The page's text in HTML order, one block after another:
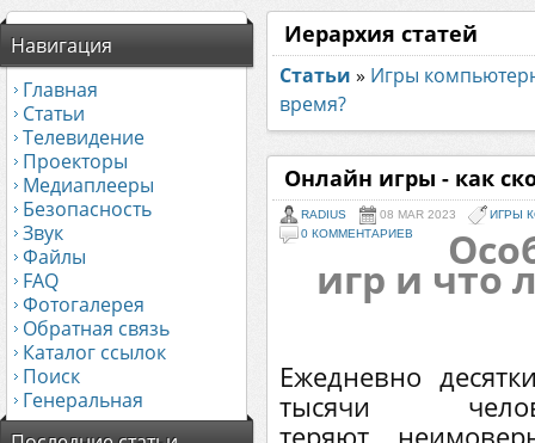
Навигация
Главная
Статьи
Телевидение
Проекторы
Медиаплееры
Безопасность
Звук
Файлы
FAQ
Фотогалерея
Обратная связь
Каталог ссылок
Поиск
Генеральная
Иерархия статей
Статьи » Игры
время?
Онлайн игры - как
RADIUS 08 MAR 2023
ИГРЫ
0 КОММЕНТАРИЕВ
игр и что
Ежедневно
тысячи